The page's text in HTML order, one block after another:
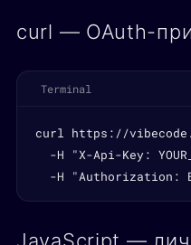
curl — OAuth-
Terminal
curl https://
-H "X-Api-Key:
-H "Authorization: